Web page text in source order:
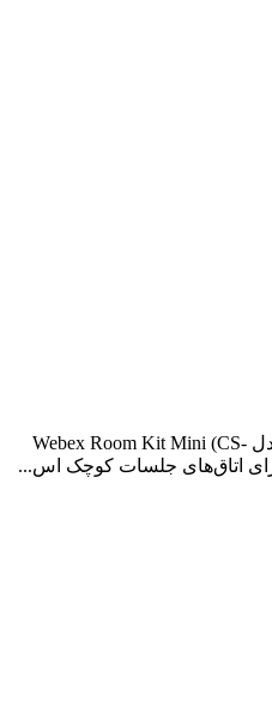
کیت کنفرانس ویدیویی سیسکو مدل Webex Room Kit Mini (CS-